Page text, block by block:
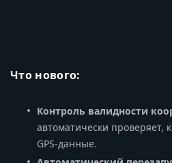
Что нового:
Контроль валидности
автоматически проверяет,
GPS-данные.